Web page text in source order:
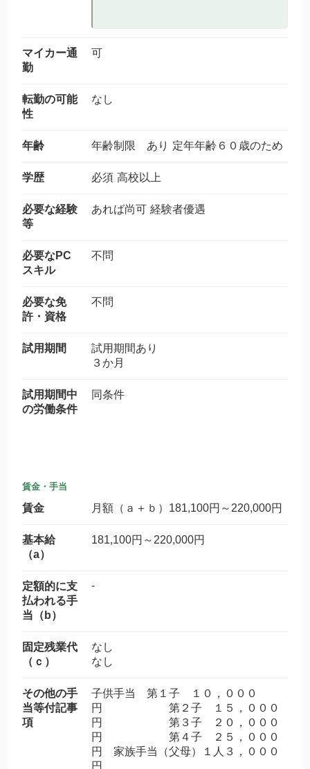
マイカー通
勤
可
転勤の可能
性
なし
年齢 年齢制限 あり 定年年齢６０歳のため
学歴 必須 高校以上
必要な経験
等
あれば尚可 経験者優遇
必要なPC
スキル
不問
必要な免
許・資格
不問
試用期間
試用期間あり
３か月
試用期間中
の労働条件
同条件
賃金・手当
賃金 月額（ａ＋ｂ）181,100円～220,000円
基本給
（a）
181,100円～220,000円
定額的に支
払われる手
当（b）
-
固定残業代
（ｃ）
なし
なし
その他の手
当等付記事
項
子供手当 第１子 １０，０００
円 第２子 １５，０００
円 第３子 ２０，０００
円 第４子 ２５，０００
円 家族手当（父母）１人３，０００
円